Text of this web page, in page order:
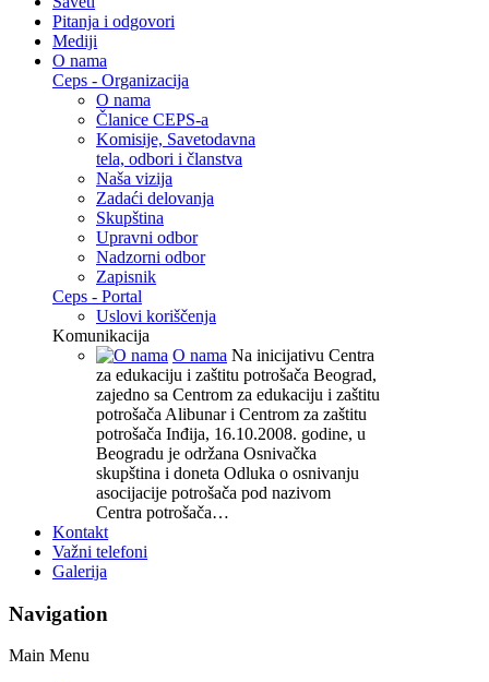
Pitanja i odgovori
Mediji
O nama
Ceps - Organizacija
O nama
Članice CEPS-a
Komisije, Savetodavna
tela, odbori i članstva
Naša vizija
Zadaći delovanja
Skupština
Upravni odbor
Nadzorni odbor
Zapisnik
Ceps - Portal
Uslovi koriščenja
Komunikacija
O nama Na inicijativu Centra
za edukaciju i zaštitu potrošača Beograd,
zajedno sa Centrom za edukaciju i zaštitu
potrošača Alibunar i Centrom za zaštitu
potrošača Inđija, 16.10.2008. godine, u
Beogradu je održana Osnivačka
skupština i doneta Odluka o osnivanju
asocijacije potrošača pod nazivom
Centra potrošača…
Kontakt
Važni telefoni
Galerija
Navigation
Main Menu